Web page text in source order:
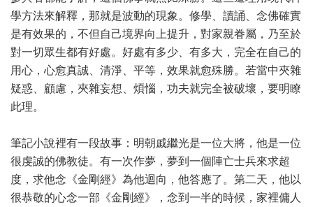
學方法來解釋，那就是波動的現象。修學、讀誦、念佛確實
是有效果的，不但自己境界向上提升，對家親眷屬，乃至於
對一切眾生都有好處。好處有多少、有多大，完全在自己的
用心，心愈真誠、清淨、平等，效果就愈殊勝。若當中夾雜
疑惑、顧慮，夾雜妄想、煩惱，功夫就完全被破壞，要明瞭
此理。
筆記小說裡有一段故事：明朝戚繼光是一位大將，他是一位
很虔誠的佛教徒。有一次作夢，夢到一個陣亡士兵來求超
度，求他念《金剛經》為他迴向，他答應了。第二天，他以
很恭敬的心念一部《金剛經》，念到一半的時候，家裡傭人